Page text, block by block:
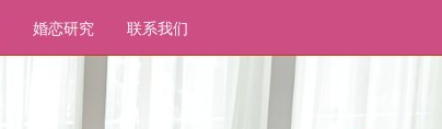
婚恋研究 联系我们